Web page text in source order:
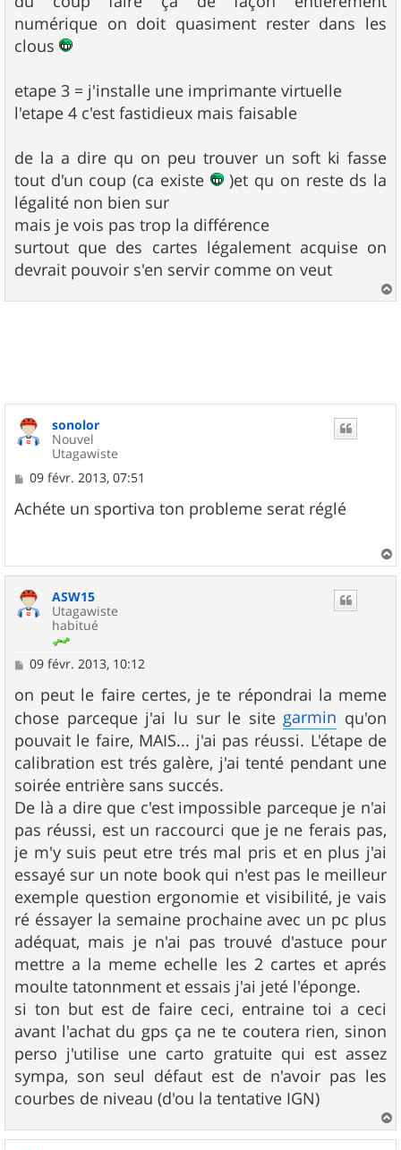
numérique on doit quasiment rester dans les
clous
etape 3 = j'installe une imprimante virtuelle
l'etape 4 c'est fastidieux mais faisable
de la a dire qu on peu trouver un soft ki fasse
tout d'un coup (ca existe
)et qu on reste ds la
légalité non bien sur
mais je vois pas trop la différence
surtout que des cartes légalement acquise on
devrait pouvoir s'en servir comme on veut
a
sonolor
Nouvel
Utagawiste
M
s
s
e
09 févr. 2013, 07:51
Achéte un sportiva ton probleme serat réglé
a
ASW15
Utagawiste
habitué
M
s
s
a
g
e
09 févr. 2013, 10:12
on peut le faire certes, je te répondrai la meme
chose parceque j'ai lu sur le site garmin qu'on
pouvait le faire, MAIS... j'ai pas réussi. L'étape de
calibration est trés galère, j'ai tenté pendant une
soirée entrière sans succés.
De là a dire que c'est impossible parceque je n'ai
pas réussi, est un raccourci que je ne ferais pas,
je m'y suis peut etre trés mal pris et en plus j'ai
essayé sur un note book qui n'est pas le meilleur
exemple question ergonomie et visibilité, je vais
ré éssayer la semaine prochaine avec un pc plus
adéquat, mais je n'ai pas trouvé d'astuce pour
mettre a la meme echelle les 2 cartes et aprés
moulte tatonnment et essais j'ai jeté l'éponge.
si ton but est de faire ceci, entraine toi a ceci
avant l'achat du gps ça ne te coutera rien, sinon
perso j'utilise une carto gratuite qui est assez
sympa, son seul défaut est de n'avoir pas les
courbes de niveau (d'ou la tentative IGN)
a